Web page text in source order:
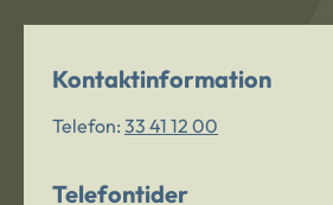
Kontaktinformation
Telefon: 33 41 12 00
Telefontider